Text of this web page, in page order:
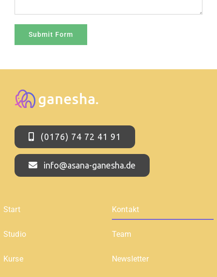
(0176) 74 72 41 91
info@asana-ganesha.de
Start
Studio
Kurse
Kontakt
Team
Newsletter